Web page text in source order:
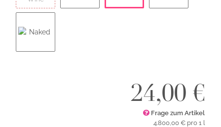
Pomegranate Wine
24,00 €
Frage zum Artikel
4.800,00 € pro 1 l